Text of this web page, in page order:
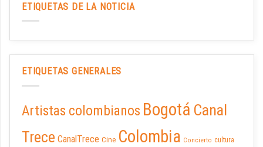
ETIQUETAS DE LA NOTICIA
ETIQUETAS GENERALES
Artistas colombianos Bogotá Canal
Trece CanalTrece Cine Colombia Concierto cultura